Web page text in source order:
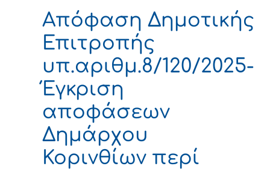
Απόφαση Δημοτικής
Επιτροπής
υπ.αριθμ.8/120/2025-
Έγκριση
αποφάσεων
Δημάρχου
Κορινθίων περί